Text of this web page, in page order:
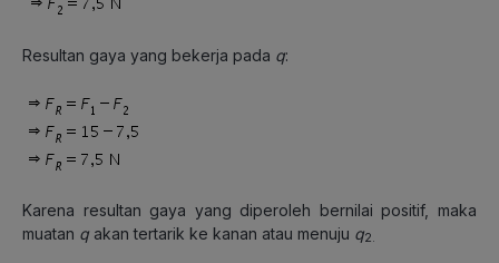
Resultan gaya yang bekerja pada q:
Karena resultan gaya yang diperoleh bernilai positif, maka
muatan q akan tertarik ke kanan atau menuju q2.